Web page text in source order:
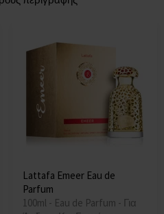
Lattafa Emeer Eau de
Parfum
100ml - Eau de Parfum - Για